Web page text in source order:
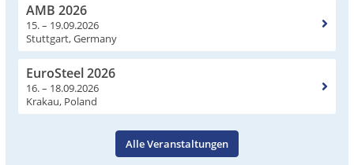
AMB 2026
15. – 19.09.2026
Stuttgart, Germany
EuroSteel 2026
16. – 18.09.2026
Krakau, Poland
Alle Veranstaltungen